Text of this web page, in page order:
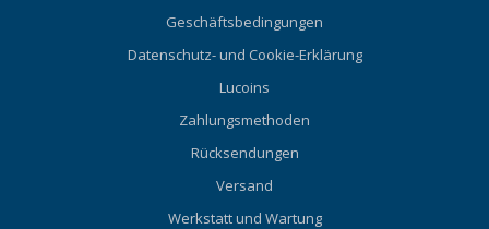
Geschäftsbedingungen
Datenschutz- und Cookie-Erklärung
Lucoins
Zahlungsmethoden
Rücksendungen
Versand
Werkstatt und Wartung